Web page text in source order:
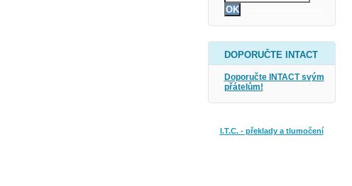
DOPORUČTE INTACT
Doporučte INTACT svým
přátelům!
I.T.C. - překlady a tlumočení